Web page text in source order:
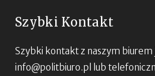
Szybki Kontakt
Szybki kontakt z naszym
info@politbiuro.pl
lub